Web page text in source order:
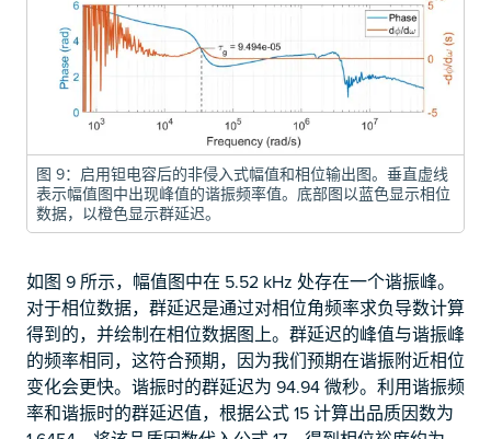
图 9：启用钽电容后的非侵入式幅值和相位输出图。垂直虚线
表示幅值图中出现峰值的谐振频率值。底部图以蓝色显示相位
数据，以橙色显示群延迟。
如图 9 所示，幅值图中在 5.52 kHz 处存在一个谐振峰。
对于相位数据，群延迟是通过对相位角频率求负导数计算
得到的，并绘制在相位数据图上。群延迟的峰值与谐振峰
的频率相同，这符合预期，因为我们预期在谐振附近相位
变化会更快。谐振时的群延迟为 94.94 微秒。利用谐振频
率和谐振时的群延迟值，根据公式 15 计算出品质因数为